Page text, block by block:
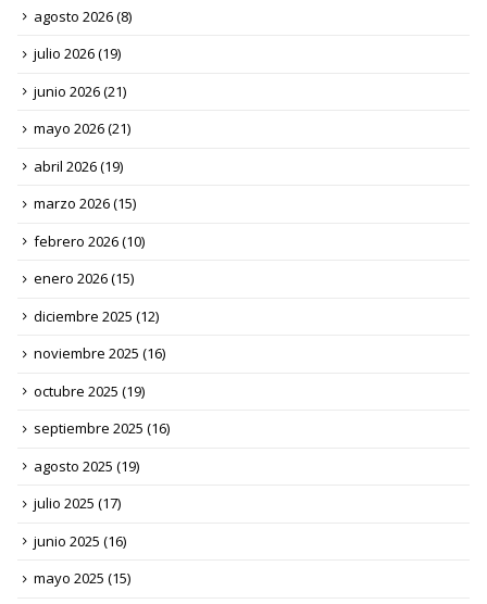
agosto 2026(8)
julio 2026(19)
junio 2026(21)
mayo 2026(21)
abril 2026(19)
marzo 2026(15)
febrero 2026(10)
enero 2026(15)
diciembre 2025 (12)
noviembre 2025 (16)
octubre 2025 (19)
septiembre 2025 (16)
agosto 2025 (19)
julio 2025 (17)
junio 2025 (16)
mayo 2025 (15)